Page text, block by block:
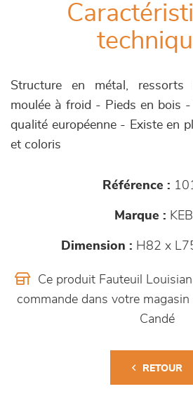
Structure en métal, ressorts
moulée à froid - Pieds en bois
qualité européenne - Existe en
et coloris
Référence :
Marque :
Dimension : H82 x
Ce produit Fauteuil
commande dans votre magasin
Candé
RETOUR